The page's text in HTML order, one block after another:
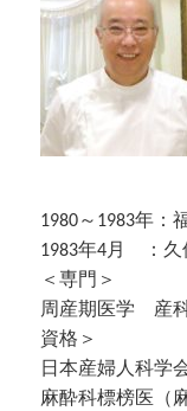
1980～1983年：
1983年4月 ：久
＜専門＞
周産期医学 産
資格＞
日本産婦人科学
麻酔科標榜医（